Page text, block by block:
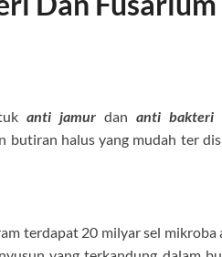
anti jamur dan anti bakteri
butiran halus yang mudah ter
terdapat 20 milyarsel mikroba